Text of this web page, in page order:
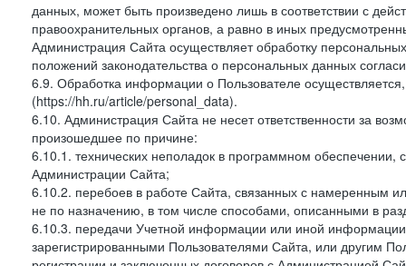
данных, может быть произведено лишь в соответствии с
правоохранительных органов, а равно в иных
Администрация Сайта осуществляет обработку
положений законодательства о персональных данных
6.9. Обработка информации о Пользователе
(https://hh.ru/article/personal_data).
6.10. Администрация Сайта не несет ответственности за
произошедшее по причине:
6.10.1. технических неполадок в программном
Администрации Сайта;
6.10.2. перебоев в работе Сайта, связанных с намеренным
не по назначению, в том числе способами, описанными в
6.10.3. передачи Учетной информации или иной
зарегистрированными Пользователями Сайта, или другим